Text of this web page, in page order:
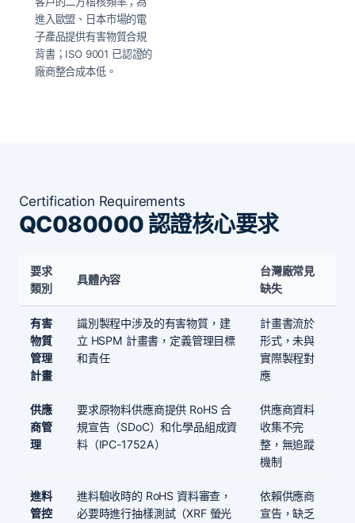
進入歐盟、日本市場的電
子產品提供有害物質合規
背書；ISO 9001 已認證的
廠商整合成本低。
Certification Requirements
QC080000 認證核心要求
要求
類別
具體內容
台灣廠常見
缺失
有害
物質
管理
計畫
識別製程中涉及的有害物質，建
立 HSPM 計畫書，定義管理目標
和責任
計畫書流於
形式，未與
實際製程對
應
供應
商管
理
要求原物料供應商提供 RoHS 合
規宣告（SDoC）和化學品組成資
料（IPC-1752A）
供應商資料
收集不完
整，無追蹤
機制
進料
管控
進料驗收時的 RoHS 資料審查，
必要時進行抽樣測試（XRF 螢光
依賴供應商
宣告，缺乏